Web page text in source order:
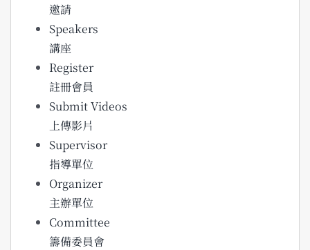
邀請
Speakers
講座
Register
註冊會員
Submit Videos
上傳影片
Supervisor
指導單位
Organizer
主辦單位
Committee
籌備委員會